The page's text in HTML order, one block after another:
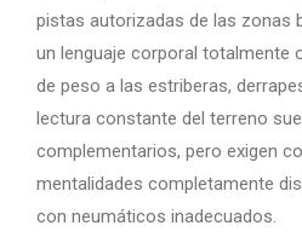
pistas autorizadas de las zonas
un lenguaje corporal totalmente
de peso a las estriberas,
lectura constante del terreno
complementarios, pero exigen
mentalidades completamente
con neumáticos inadecuados.